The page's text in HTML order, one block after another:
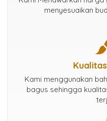
menyesuaikan
Kami menggunakan
bagus sehingga